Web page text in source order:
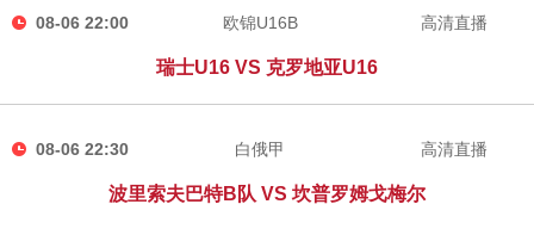
08-06 22:00 欧锦U16B
瑞士U16 VS 克罗地亚U16
高清直播
08-06 22:30 白俄甲
波里索夫巴特B队 VS 坎普罗姆戈梅尔
高清直播